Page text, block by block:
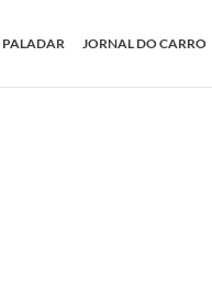
PALADAR JORNAL DO CARRO